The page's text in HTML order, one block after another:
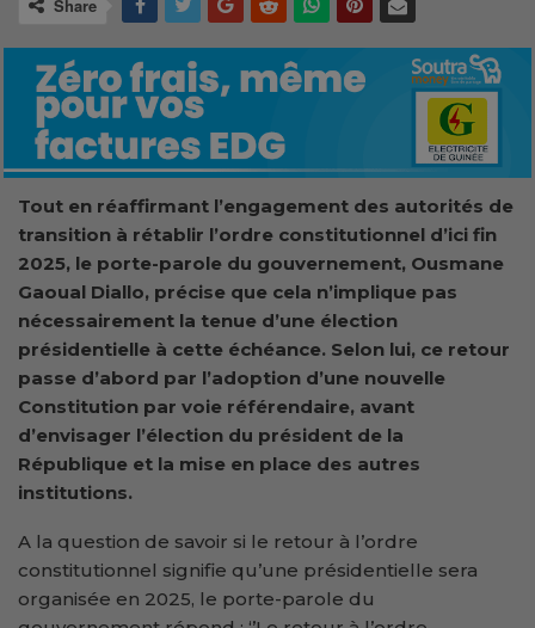
Share
Tout en réaffirmant l’engagement des autorités de
transition à rétablir l’ordre constitutionnel d’ici fin
2025, le porte-parole du gouvernement, Ousmane
Gaoual Diallo, précise que cela n’implique pas
nécessairement la tenue d’une élection
présidentielle à cette échéance. Selon lui, ce retour
passe d’abord par l’adoption d’une nouvelle
Constitution par voie référendaire, avant
d’envisager l’élection du président de la
République et la mise en place des autres
institutions.
A la question de savoir si le retour à l’ordre
constitutionnel signifie qu’une présidentielle sera
organisée en 2025, le porte-parole du